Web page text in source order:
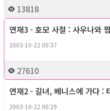
13818
연재3 - 호모 사절 : 사우나와
2003-10-22 00:37
27610
연재2 - 길녀, 베니스에 가다 :
2003-10-22 00:29